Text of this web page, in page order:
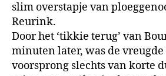
slim overstapje van
Reurink.
Door het ‘tikkie terug’ van
minuten later, was de
voorsprong slechts van korte